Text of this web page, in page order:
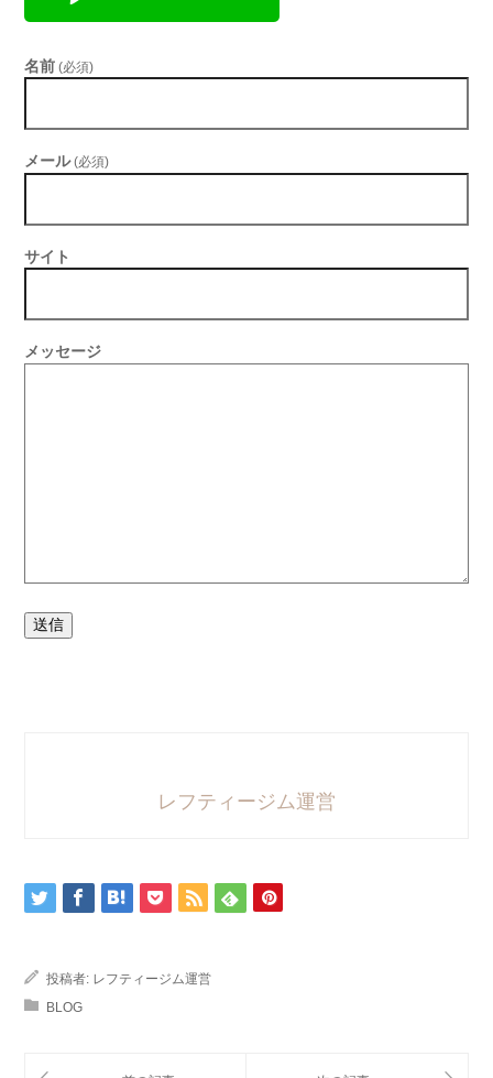
名前 (必須)
メール (必須)
サイト
メッセージ
送信
レフティージム運営
投稿者: レフティージム運営
BLOG